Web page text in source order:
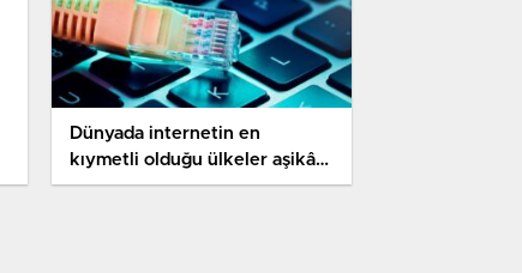
Dünyada internetin en
kıymetli olduğu ülkeler aşikâr
oldu!